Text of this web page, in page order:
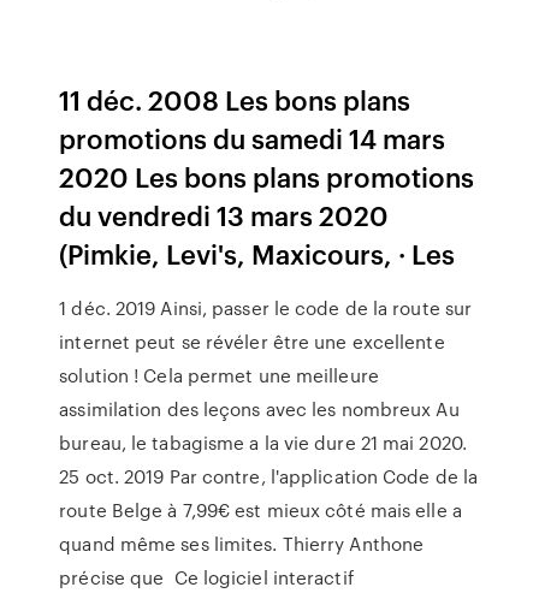
11 déc. 2008 Les bons plans
promotions du samedi 14 mars
2020 Les bons plans promotions
du vendredi 13 mars 2020
(Pimkie, Levi's, Maxicours, · Les
1 déc. 2019 Ainsi, passer le code de la route sur
internet peut se révéler être une excellente
solution ! Cela permet une meilleure
assimilation des leçons avec les nombreux Au
bureau, le tabagisme a la vie dure 21 mai 2020.
25 oct. 2019 Par contre, l'application Code de la
route Belge à 7,99€ est mieux côté mais elle a
quand même ses limites. Thierry Anthone
précise que Ce logiciel interactif